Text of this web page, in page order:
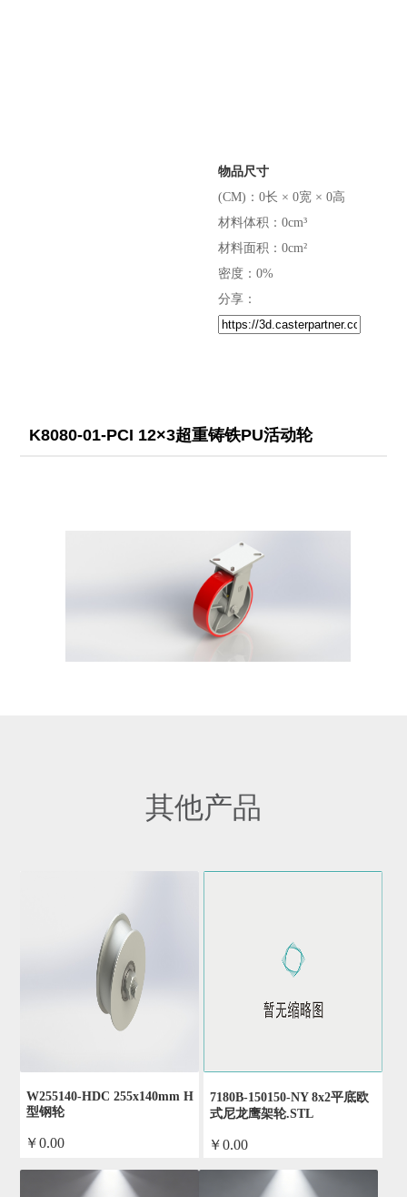
物品尺寸
(CM)：0长 × 0宽 × 0高
材料体积：0cm³
材料面积：0cm²
密度：0%
分享：
K8080-01-PCI 12×3超重铸铁PU活动轮
其他产品
W255140-HDC 255x140mm H
型钢轮
￥0.00
7180B-150150-NY 8x2平底欧
式尼龙鹰架轮.STL
￥0.00